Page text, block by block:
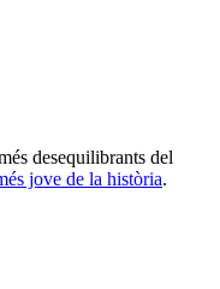
desequilibrants del
jove de la història.